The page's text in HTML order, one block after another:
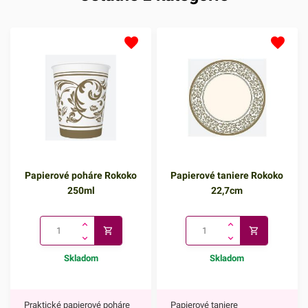
Papierové poháre Rokoko
250ml
Skladom
Praktické papierové poháre
Papierové taniere Rokoko
22,7cm
Skladom
Papierové taniere